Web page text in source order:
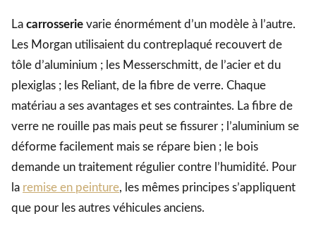
La carrosserie varie énormément d’un modèle à l’autre.
Les Morgan utilisaient du contreplaqué recouvert de
tôle d’aluminium ; les Messerschmitt, de l’acier et du
plexiglas ; les Reliant, de la fibre de verre. Chaque
matériau a ses avantages et ses contraintes. La fibre de
verre ne rouille pas mais peut se fissurer ; l’aluminium se
déforme facilement mais se répare bien ; le bois
demande un traitement régulier contre l’humidité. Pour
la remise en peinture, les mêmes principes s’appliquent
que pour les autres véhicules anciens.